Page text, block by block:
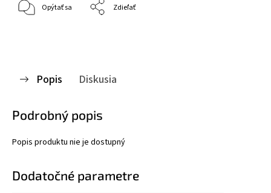
Opýtať sa Zdieľať
Popis Diskusia
Podrobný popis
Popis produktu nie je dostupný
Dodatočné parametre